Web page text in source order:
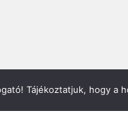
Tájékoztatjuk, hogy a